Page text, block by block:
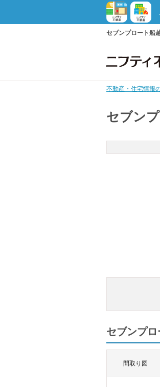
セブンプロート船
不動産・住宅情報
セブン
セブンプロ
間取り図